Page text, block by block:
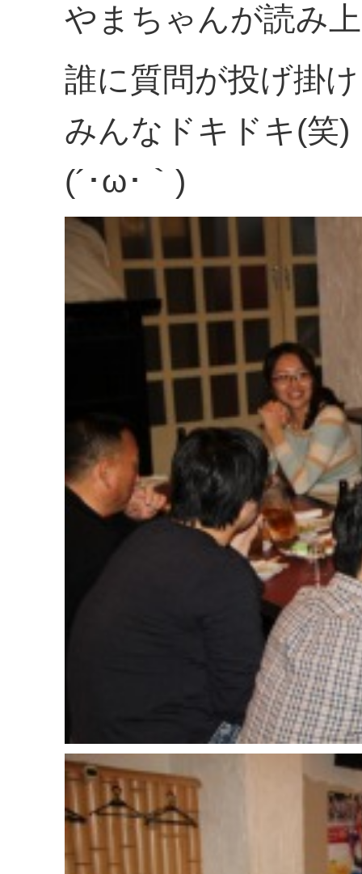
やまちゃんが読み
誰に質問が投げ掛
みんなドキドキ(笑)
(´･ω･｀)